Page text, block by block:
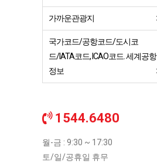
가까운관광지
국가코드/공항코드/도시코
드/IATA코드, ICAO코드. 세계공항
정보
1544.6480
월-금 : 9:30 ~ 17:30
토/일/공휴일 휴무